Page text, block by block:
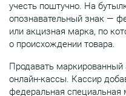
учесть поштучно. На
опознавательный знак —
или акцизная марка, по
о происхождении товара.
Продавать
онлайн-кассы. Кассир
федеральная